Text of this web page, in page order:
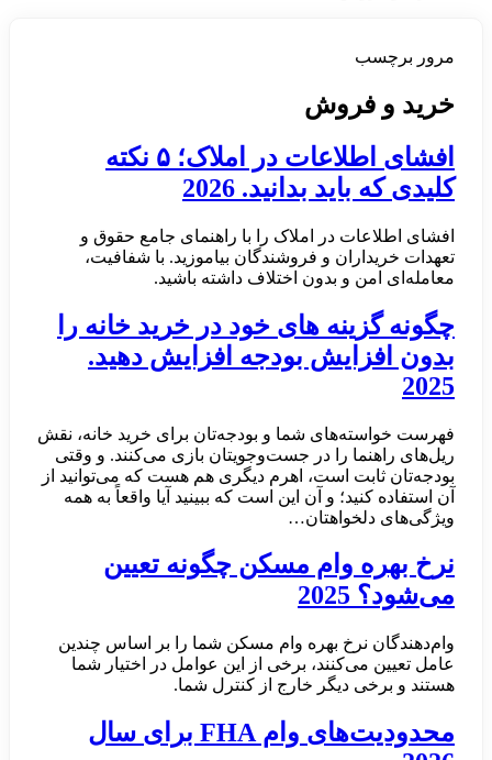
مرور برچسب
خرید و فروش
افشای اطلاعات در املاک؛ ۵ نکته
کلیدی که باید بدانید. 2026
افشای اطلاعات در املاک را با راهنمای جامع حقوق و
تعهدات خریداران و فروشندگان بیاموزید. با شفافیت،
معامله‌ای امن و بدون اختلاف داشته باشید.
چگونه گزینه های خود در خرید خانه را
بدون افزایش بودجه افزایش دهید.
2025
فهرست خواسته‌های شما و بودجه‌تان برای خرید خانه، نقش
ریل‌های راهنما را در جست‌وجویتان بازی می‌کنند. و وقتی
بودجه‌تان ثابت است، اهرم دیگری هم هست که می‌توانید از
آن استفاده کنید؛ و آن این است که ببینید آیا واقعاً به همه
ویژگی‌های دلخواهتان…
نرخ‌ بهره وام مسکن چگونه تعیین
می‌شود؟ 2025
وام‌دهندگان نرخ بهره وام مسکن شما را بر اساس چندین
عامل تعیین می‌کنند، برخی از این عوامل در اختیار شما
هستند و برخی دیگر خارج از کنترل شما.
محدودیت‌های وام FHA برای سال